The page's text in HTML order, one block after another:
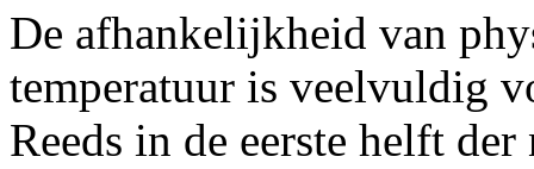
De afhankelijkheid van
temperatuur is veelvuldig
Reeds in de eerste helft